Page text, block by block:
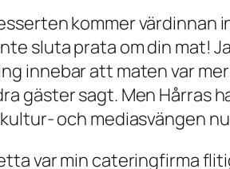
kommer värdinnan
sluta prata om din mat!
innebar att maten var
gäster sagt. Men Hårras
och mediasvängen
var min cateringfirma